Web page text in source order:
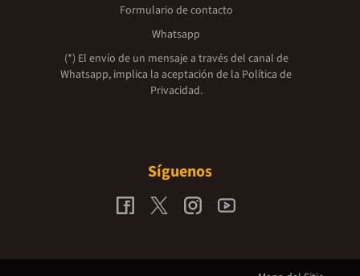
Formulario de contacto
Whatsapp
(*) El envío de un mensaje a través del canal de
Whatsapp, implica la aceptación de la Política de
Privacidad.
Síguenos